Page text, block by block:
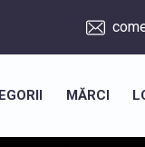
MĂRCI